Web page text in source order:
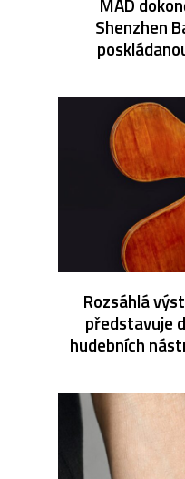
Shenzhen
Rozsáhlá
představuje
hudebních